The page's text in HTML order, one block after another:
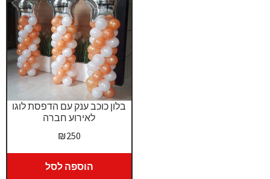
בלון כוכב ענק עם הדפסת לוגו
לאירוע חברה
₪250
הוספה לסל